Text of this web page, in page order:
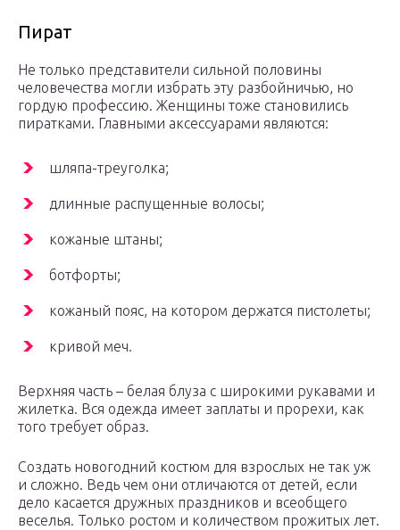
Пират
Не только представители сильной половины
человечества могли избрать эту разбойничью, но
гордую профессию. Женщины тоже становились
пиратками. Главными аксессуарами являются:
шляпа-треуголка;
длинные распущенные волосы;
кожаные штаны;
ботфорты;
кожаный пояс, на котором держатся пистолеты;
кривой меч.
Верхняя часть – белая блуза с широкими рукавами и
жилетка. Вся одежда имеет заплаты и прорехи, как
того требует образ.
Создать новогодний костюм для взрослых не так уж
и сложно. Ведь чем они отличаются от детей, если
дело касается дружных праздников и всеобщего
веселья. Только ростом и количеством прожитых лет.